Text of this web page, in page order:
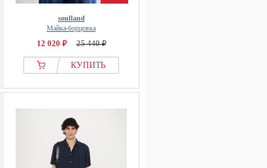
soulland
Майка-борцовка
12 020 ₽ 25 440 ₽
КУПИТЬ